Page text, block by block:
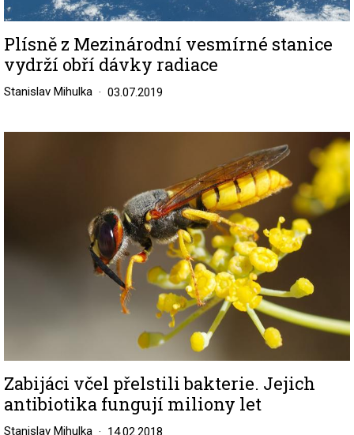
Plísně z Mezinárodní vesmírné stanice
vydrží obří dávky radiace
Stanislav Mihulka 03.07.2019
Zabijáci včel přelstili bakterie. Jejich
antibiotika fungují miliony let
Stanislav Mihulka 14.02.2018